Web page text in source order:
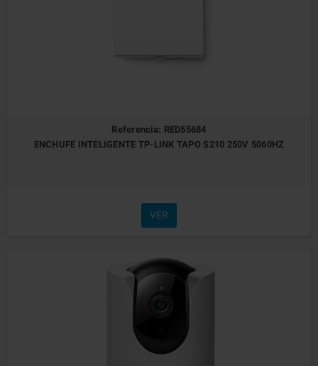
Referencia: RED55684
ENCHUFE INTELIGENTE TP-LINK TAPO S210 250V 5060HZ
VER